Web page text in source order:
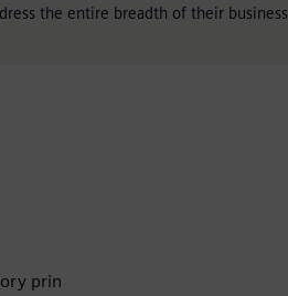
the entire breadth of their business
prin